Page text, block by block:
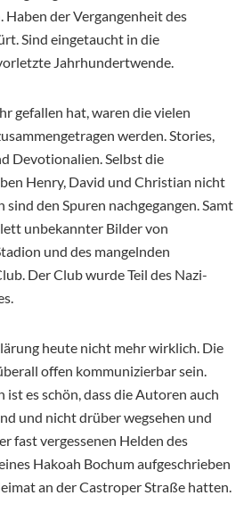
Haben der Vergangenheit des
Sind eingetaucht in die
Jahrhundertwende.
gefallen hat, waren die vielen
werden. Stories,
Devotionalien. Selbst die
Henry, David und Christian nicht
den Spuren nachgegangen. Samt
unbekannter Bilder von
und des mangelnden
Der Club wurde Teil des Nazi-
heute nicht mehr wirklich. Die
offen kommunizierbar sein.
ist es schön, dass die Autoren auch
und nicht drüber wegsehen und
fast vergessenen Helden des
Hakoah Bochum aufgeschrieben
an der Castroper Straße hatten.